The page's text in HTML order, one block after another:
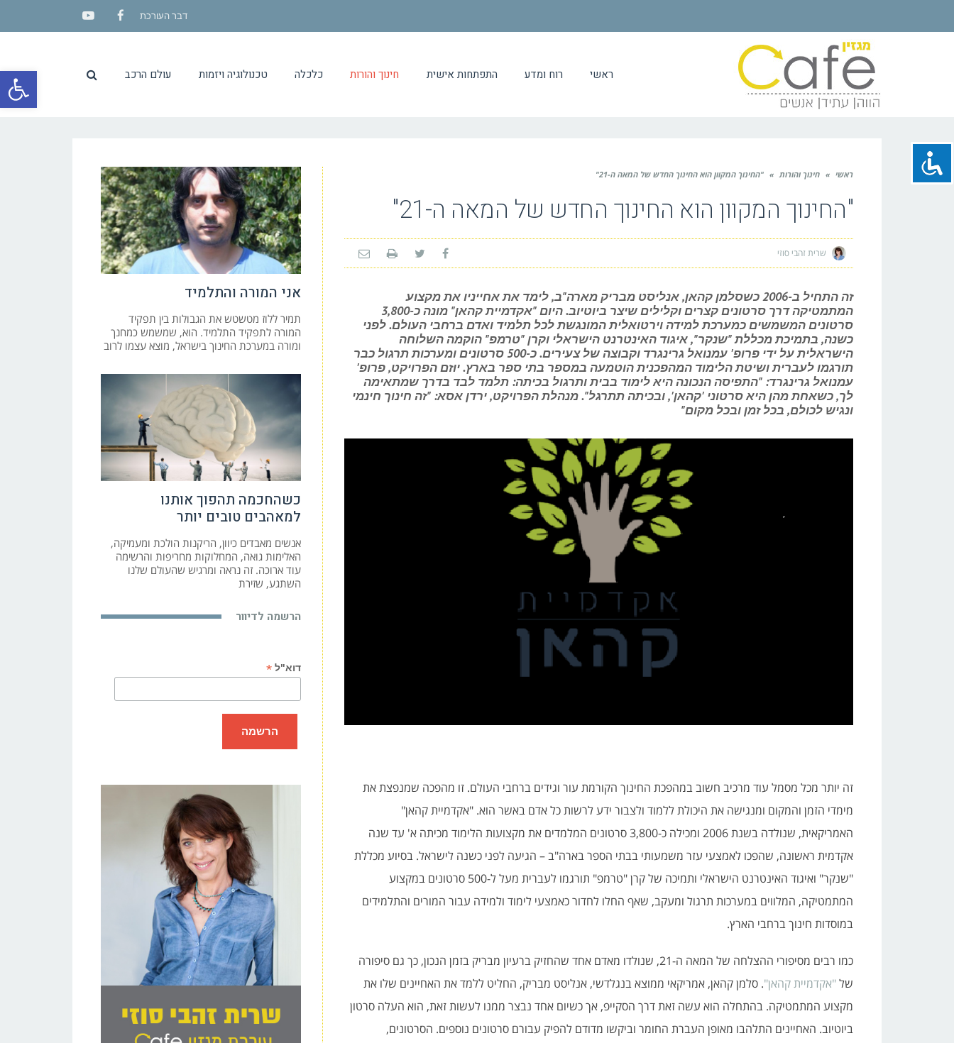
פתח
דבר העורכת
Facebook
YouTube
ראשי רוח ומדע התפתחות אישית חינוך והורות כלכלה טכנולוגיה ויזמות עולם הרכב
ראשי » חינוך והורות » "החינוך המקוון הוא החינוך החדש של המאה ה-21"
"החינוך המקוון הוא החינוך החדש של המאה ה-21"
שרית זהבי סוזי
זה התחיל ב-2006 כשסלמן קהאן, אנליסט מבריק מארה"ב, לימד את אחייניו את מקצוע
המתמטיקה דרך סרטונים קצרים וקלילים שיצר ביוטיוב. היום "אקדמיית קהאן" מונה כ-3,800
סרטונים המשמשים כמערכת למידה וירטואלית המונגשת לכל תלמיד ואדם ברחבי העולם. לפני
כשנה, בתמיכת מכללת "שנקר", איגוד האינטרנט הישראלי וקרן "טרמפ" הוקמה השלוחה
הישראלית על ידי פרופ' עמנואל גרינגרד וקבוצה של צעירים. כ-500 סרטונים ומערכות תרגול כבר
תורגמו לעברית ושיטת הלימוד המהפכנית הוטמעה במספר בתי ספר בארץ. יוזם הפרויקט, פרופ'
עמנואל גרינגרד: "התפיסה הנכונה היא לימוד בבית ותרגול בכיתה: תלמד לבד בדרך שמתאימה
לך, כשאחת מהן היא סרטוני 'קהאן', ובכיתה תתרגל". מנהלת הפרויקט, ירדן אסא: "זה חינוך חינמי
ונגיש לכולם, בכל זמן ובכל מקום"
זה יותר מכל מסמל עוד מרכיב חשוב במהפכת החינוך הקורמת עור וגידים ברחבי העולם. זו מהפכה שמנפצת את
מימדי הזמן והמקום ומנגישה את היכולת ללמוד ולצבור ידע לרשות כל אדם באשר הוא. "אקדמיית קהאן"
האמריקאית, שנולדה בשנת 2006 ומכילה כ-3,800 סרטונים המלמדים את מקצועות הלימוד מכיתה א' עד שנה
אקדמית ראשונה, שהפכו לאמצעי עזר משמעותי בבתי הספר בארה"ב – הגיעה לפני כשנה לישראל. בסיוע מכללת
"שנקר" ואיגוד האינטרנט הישראלי ותמיכה של קרן "טרמפ" תורגמו לעברית מעל ל-500 סרטונים במקצוע
המתמטיקה, המלווים במערכות תרגול ומעקב, שאף החלו לחדור כאמצעי לימוד ולמידה עבור המורים והתלמידים
במוסדות חינוך ברחבי הארץ.
כמו רבים מסיפורי ההצלחה של המאה ה-21, שנולדו מאדם אחד שהחזיק ברעיון מבריק בזמן הנכון, כך גם סיפורה
של"אקדמיית קהאן". סלמן קהאן, אמריקאי ממוצא בנגלדשי, אנליסט מבריק, החליט ללמד את האחיינים שלו את
מקצוע המתמטיקה. בהתחלה הוא עשה זאת דרך הסקייפ, אך כשיום אחד נבצר ממנו לעשות זאת, הוא העלה סרטון
ביוטיוב. האחיינים התלהבו מאופן העברת החומר וביקשו מדודם להפיק עבורם סרטונים נוספים. הסרטונים,
אני המורה והתלמיד
תמיר ללוז מטשטש את הגבולות בין תפקיד
המורה לתפקיד התלמיד. הוא, שמשמש כמחנך
ומורה במערכת החינוך בישראל, מוצא עצמו לרוב
כשהחכמה תהפוך אותנו
למאהבים טובים יותר
אנשים מאבדים כיוון, הריקנות הולכת ומעמיקה,
האלימות גואה, המחלוקות מחריפות והרשימה
עוד ארוכה. זה נראה ומרגיש שהעולם שלנו
השתגע, שזירת
הרשמה לדיוור
דוא"ל *